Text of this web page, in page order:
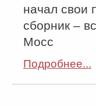
начал свои
сборник –
Мосс
Подробнее...